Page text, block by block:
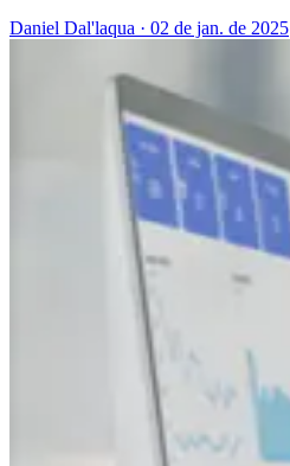
Daniel Dal'laqua · 02 de jan. de 2025